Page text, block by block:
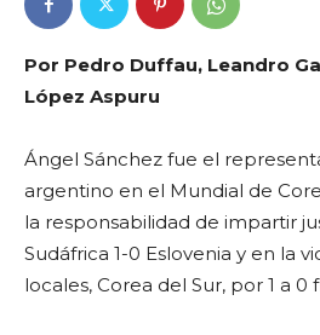
Por Pedro Duffau, Leandro
López Aspuru
Ángel Sánchez fue el
argentino en el Mundial de
la responsabilidad de impartir
Sudáfrica 1-0 Eslovenia y en la
locales, Corea del Sur, por 1 a